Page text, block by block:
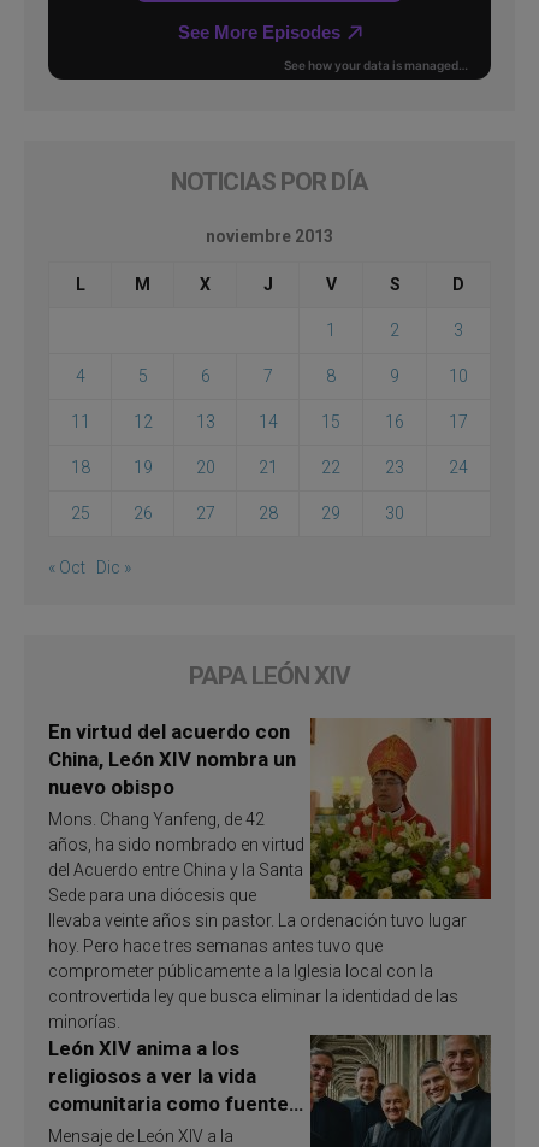
NOTICIAS POR DÍA
noviembre 2013
L M X J V S D
1 2 3
4 5 6 7 8 9 10
11 12 13 14 15 16 17
18 19 20 21 22 23 24
25 26 27 28 29 30
« Oct Dic »
PAPA LEÓN XIV
En virtud del acuerdo con
China, León XIV nombra un
nuevo obispo
Mons. Chang Yanfeng, de 42
años, ha sido nombrado en virtud
del Acuerdo entre China y la Santa
Sede para una diócesis que
llevaba veinte años sin pastor. La ordenación tuvo lugar
hoy. Pero hace tres semanas antes tuvo que
comprometer públicamente a la Iglesia local con la
controvertida ley que busca eliminar la identidad de las
minorías.
León XIV anima a los
religiosos a ver la vida
comunitaria como fuente
de inspiración y
Mensaje de León XIV a la